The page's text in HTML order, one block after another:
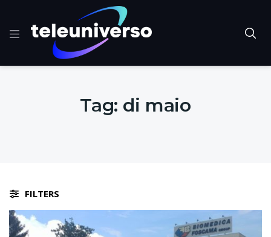
Tag: di maio
FILTERS